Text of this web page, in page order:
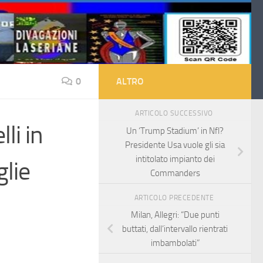
0
in
ALTRO
ARTICOLO SUCCESSIVO
Un ‘Trump Stadium’ in Nfl?
Presidente Usa vuole gli sia
intitolato impianto dei
Commanders
ARTICOLO PRECEDENTE
Milan, Allegri: “Due punti
buttati, dall’intervallo rientrati
imbambolati”